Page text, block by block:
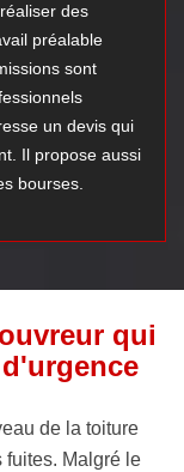
des
préalable
sont
un devis qui
Il propose aussi
bourses.
qui
de la toiture
fuites. Malgré le